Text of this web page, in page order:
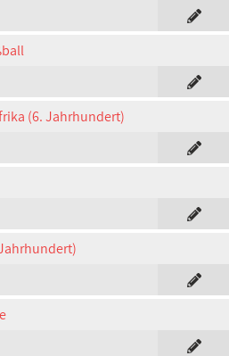
(6. Jahrhundert)